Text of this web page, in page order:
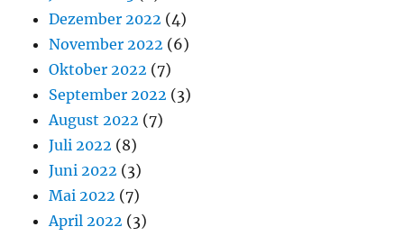
Dezember 2022 (4)
November 2022 (6)
Oktober 2022 (7)
September 2022 (3)
August 2022 (7)
Juli 2022 (8)
Juni 2022 (3)
Mai 2022 (7)
April 2022 (3)